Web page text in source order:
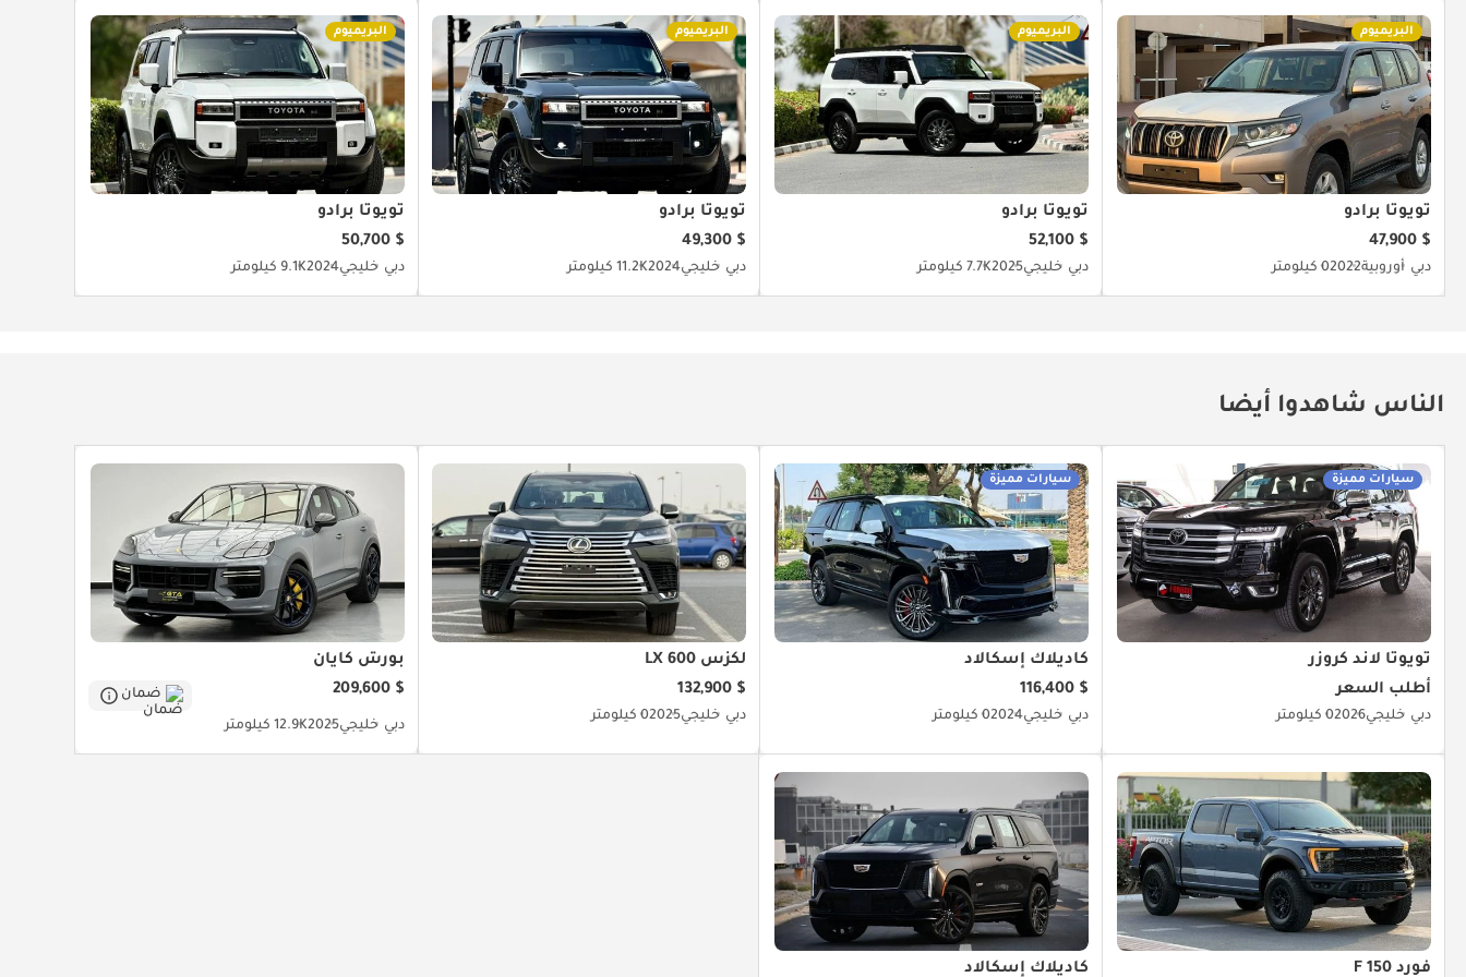
البريميوم
تويوتا برادو
$ 47,900
دبي أوروبية20220 كيلومتر
البريميوم
تويوتا برادو
$ 52,100
دبي خليجي20257.7K كيلومتر
البريميوم
تويوتا برادو
$ 49,300
دبي خليجي202411.2K كيلومتر
البريميوم
تويوتا برادو
$ 50,700
دبي خليجي20249.1K كيلومتر
الناس شاهدوا أيضا
سيارات مميزة
تويوتا لاند كروزر
أطلب السعر
دبي خليجي20260 كيلومتر
سيارات مميزة
كاديلاك إسكالاد
$ 116,400
دبي خليجي20240 كيلومتر
لكزس LX 600
$ 132,900
دبي خليجي20250 كيلومتر
بورش كايان
$ 209,600
ضمان
دبي خليجي202512.9K كيلومتر
فورد F 150 كاديلاك إسكالاد